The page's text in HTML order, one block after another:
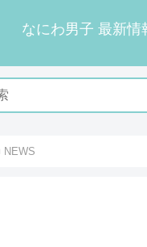
なにわ男子 最新情
NEWS